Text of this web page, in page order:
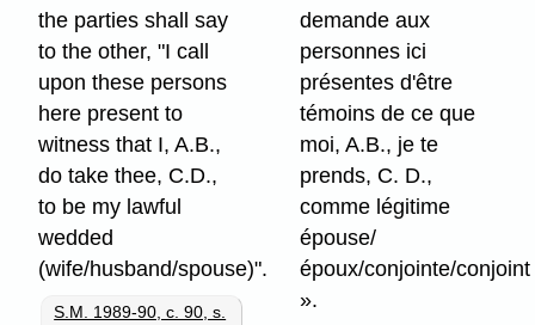
the parties shall say
to the other, "I call
upon these persons
here present to
witness that I, A.B.,
do take thee, C.D.,
to be my lawful
wedded
(wife/husband/spouse)".
S.M. 1989-90, c. 90, s.
demande aux
personnes ici
présentes d'être
témoins de ce que
moi, A.B., je te
prends, C. D.,
comme légitime
épouse/
époux/conjointe/conjoint
».